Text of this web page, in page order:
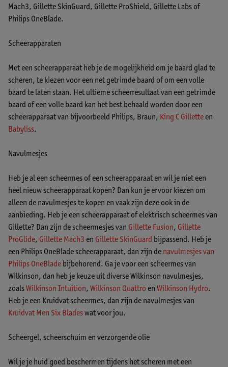
Mach3, Gillette SkinGuard, Gillette ProShield, Gillette Labs of
Philips OneBlade.
Scheerapparaten
Met een scheerapparaat heb je de mogelijkheid om je baard glad te
scheren, te kiezen voor een net getrimde baard of om een volle
baard te laten staan. Het ultieme scheerresultaat van een getrimde
baard of een volle baard kan het best behaald worden door een
scheerapparaat van bijvoorbeeld Philips, Braun, King C Gillette en
Babyliss.
Navulmesjes
Heb je al een scheermes of een scheerapparaat en wil je niet een
heel nieuw scheerapparaat kopen? Dan kun je ervoor kiezen om
alleen de navulmesjes te kopen en vaak zijn deze ook in de
aanbieding. Heb je een scheerapparaat of elektrisch scheermes van
Gillette? Dan zijn de scheermesjes van Gillette Fusion, Gillette
ProGlide, Gillette Mach3 en Gillette SkinGuard bijpassend. Heb je
een Philips OneBlade scheerapparaat, dan zijn de navulmesjes van
Philips OneBlade bijbehorend. Ga je voor een scheermes van
Wilkinson, dan heb je keuze uit diverse Wilkinson navulmesjes,
zoalsWilkinson Intuition, Wilkinson Quattro en Wilkinson Hydro.
Heb je een Kruidvat scheermes, dan zijn de navulmesjes van
Kruidvat Men Six Bladeswat voor jou.
Scheergel, scheerschuim en verzorgende olie
Wil je je huid goed beschermen tijdens het scheren met een